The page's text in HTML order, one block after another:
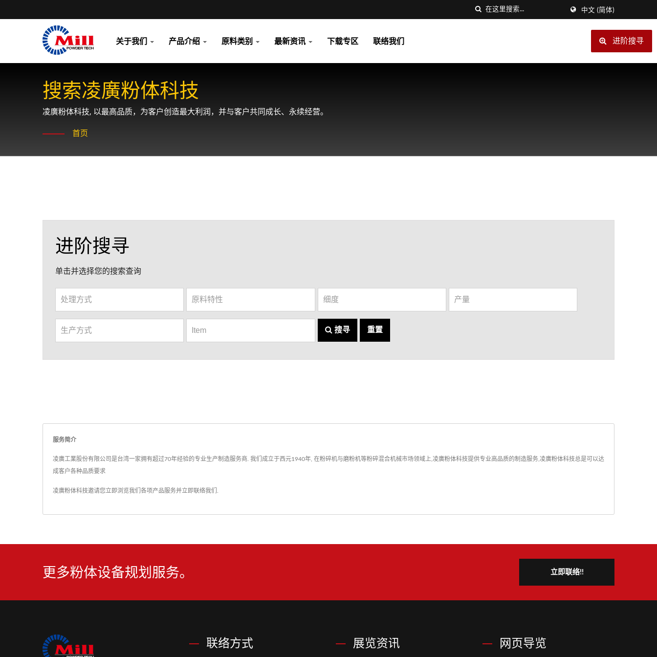
中文 (简体)
关于我们 产品介绍 原料类别 最新资讯 下载专区 联络我们 进阶搜寻
搜索凌廣粉体科技
凌廣粉体科技, 以最高品质，为客户创造最大利润，并与客户共同成长、永续经营。
首页
进阶搜寻
单击并选择您的搜索查询
搜寻 重置
服务简介
凌廣工業股份有限公司是台湾一家拥有超过70年经验的专业生产制造服务商. 我们成立于西元1940年, 在粉碎机与磨粉机等粉碎混合机械市场领域上,凌廣粉体科技提供专业高品质的制造服务,凌廣粉体科技总是可以达
成客户各种品质要求
凌廣粉体科技邀请您立即浏览我们各项产品服务并立即联络我们
更多粉体设备规划服务。 立即联络!!
联络方式 展览资讯 网页导览